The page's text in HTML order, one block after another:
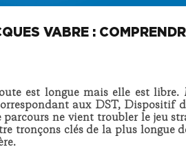
VABRE :
est longue mais elle est
aux DST, Dispositif
parcours ne vient troubler le jeu
tronçons clés de la plus longue